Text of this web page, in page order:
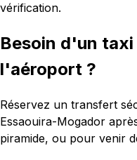
vérification.
Besoin d'un
l'aéroport ?
Réservez un transfert
Essaouira-Mogador
piramide, ou pour venir